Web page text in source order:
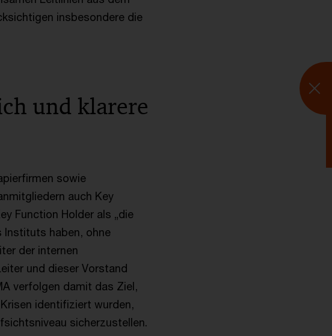
insbesondere die
und klarere
sowie
auch Key
Function Holder als „die
Instituts haben, ohne
der internen
und dieser Vorstand
verfolgen damit das Ziel,
identifiziert wurden,
sicherzustellen.